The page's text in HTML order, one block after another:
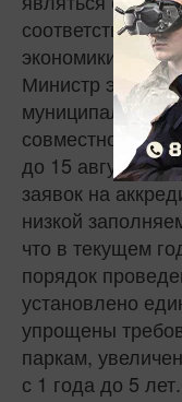
экономики РТ.
Министр
муниципальных
совместно с
до 15 августа
заявок на
низкой
что в текущем
порядок
установлено
упрощены
паркам,
с 1 года до 5 лет.